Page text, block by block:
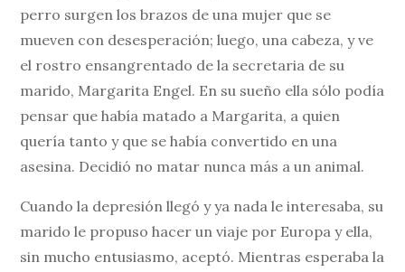
perro surgen los brazos de una mujer que se
mueven con desesperación; luego, una cabeza, y ve
el rostro ensangrentado de la secretaria de su
marido, Margarita Engel. En su sueño ella sólo podía
pensar que había matado a Margarita, a quien
quería tanto y que se había convertido en una
asesina. Decidió no matar nunca más a un animal.
Cuando la depresión llegó y ya nada le interesaba, su
marido le propuso hacer un viaje por Europa y ella,
sin mucho entusiasmo, aceptó. Mientras esperaba la